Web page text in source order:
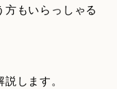
もいらっしゃる
します。